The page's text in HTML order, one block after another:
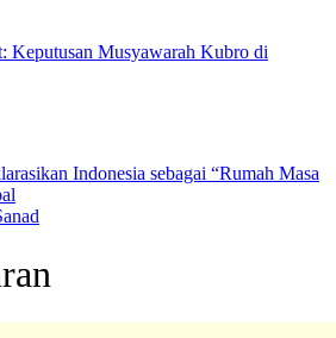
Keputusan Musyawarah Kubro di
Indonesia sebagai “Rumah Masa